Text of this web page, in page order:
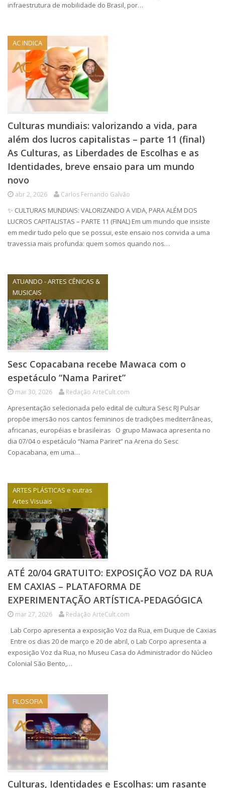
infraestrutura de mobilidade do Brasil, por…
AC INDICA
Culturas mundiais: valorizando a vida, para
além dos lucros capitalistas – parte 11 (final)
As Culturas, as Liberdades de Escolhas e as
Identidades, breve ensaio para um mundo
novo
abr 2, 2026 Carlos Fernando Galvão
✨ CULTURAS MUNDIAIS: VALORIZANDO A VIDA, PARA ALÉM DOS
LUCROS CAPITALISTAS – PARTE 11 (FINAL) Em um mundo que insiste
em medir tudo pelo que se possui, este ensaio nos convida a uma
travessia mais profunda: quem somos quando nos…
ATUANDO - ARTES CÊNICAS &
MUSICAIS
Sesc Copacabana recebe Mawaca com o
espetáculo “Nama Pariret”
mar 30, 2026 Redação ArteCult.com
Apresentação selecionada pelo edital de cultura Sesc RJ Pulsar
propõe imersão nos cantos femininos de tradições mediterrâneas,
africanas, européias e brasileiras O grupo Mawaca apresenta no
dia 07/04 o espetáculo “Nama Pariret” na Arena do Sesc
Copacabana, em uma…
ARTES PLÁSTICAS e outras
Artes Visuais
ATÉ 20/04 GRATUITO: EXPOSIÇÃO VOZ DA RUA
EM CAXIAS – PLATAFORMA DE
EXPERIMENTAÇÃO ARTÍSTICA-PEDAGÓGICA
mar 27, 2026 Redação ArteCult.com
Lab Corpo apresenta a exposição Voz da Rua, em Duque de Caxias
Entre os dias 20 de março e 20 de abril, o Lab Corpo apresenta a
exposição Voz da Rua, no Museu Casa do Administrador do Núcleo
Colonial São Bento,…
FILOSOFIA
Culturas, Identidades e Escolhas: um rasante